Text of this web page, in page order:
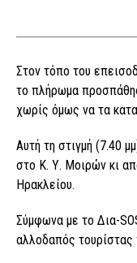
Στον τόπο του
το πλήρωμα
χωρίς όμως να τα
Αυτή τη στιγμή (7.40
στο Κ. Υ. Μοιρών κι
Ηρακλείου.
Σύμφωνα με το Δια-
αλλοδαπός τουρίστας